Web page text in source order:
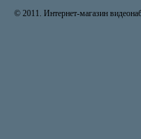
© 2011. Интернет-магазин